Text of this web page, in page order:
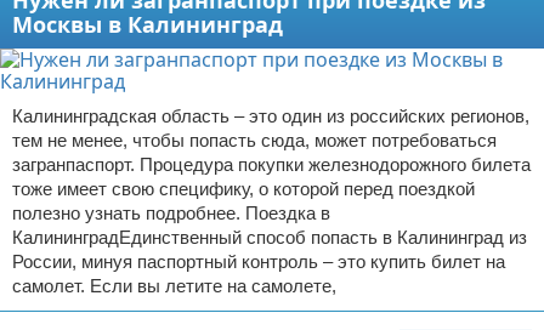
Москвы в Калининград
Калининградская область – это один из российских регионов,
тем не менее, чтобы попасть сюда, может потребоваться
загранпаспорт. Процедура покупки железнодорожного билета
тоже имеет свою специфику, о которой перед поездкой
полезно узнать подробнее. Поездка в
КалининградЕдинственный способ попасть в Калининград из
России, минуя паспортный контроль – это купить билет на
самолет. Если вы летите на самолете,